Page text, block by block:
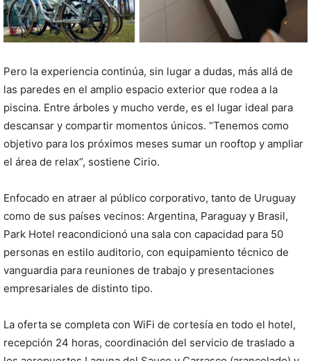
Pero la experiencia continúa, sin lugar a dudas, más allá de
las paredes en el amplio espacio exterior que rodea a la
piscina. Entre árboles y mucho verde, es el lugar ideal para
descansar y compartir momentos únicos. “Tenemos como
objetivo para los próximos meses sumar un rooftop y ampliar
el área de relax”, sostiene Cirio.
Enfocado en atraer al público corporativo, tanto de Uruguay
como de sus países vecinos: Argentina, Paraguay y Brasil,
Park Hotel reacondicionó una sala con capacidad para 50
personas en estilo auditorio, con equipamiento técnico de
vanguardia para reuniones de trabajo y presentaciones
empresariales de distinto tipo.
La oferta se completa con WiFi de cortesía en todo el hotel,
recepción 24 horas, coordinación del servicio de traslado a